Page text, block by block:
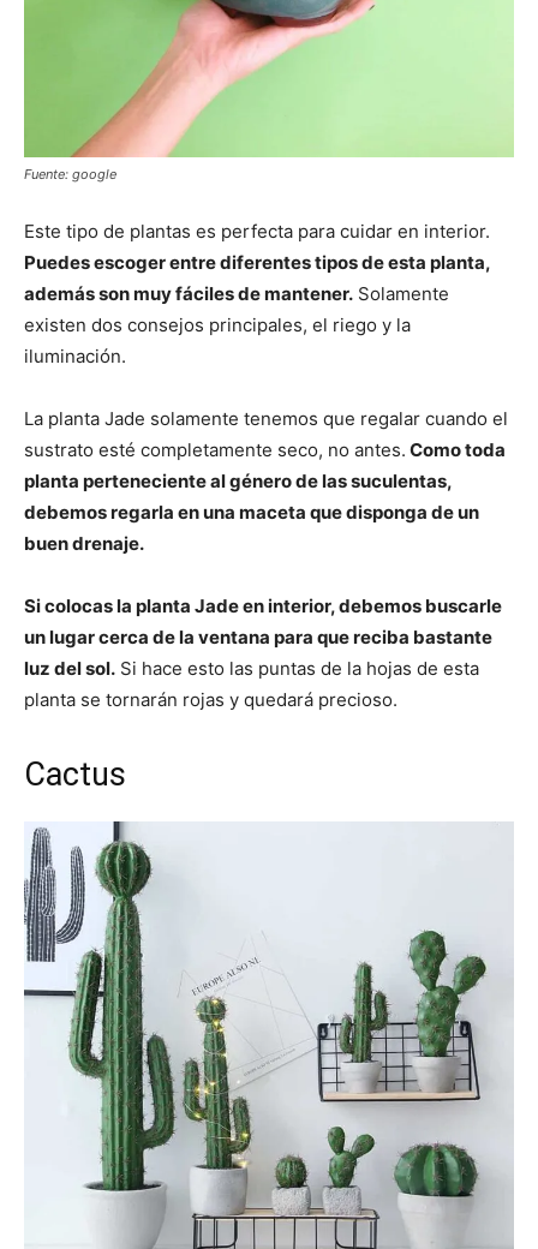
Fuente: google
Este tipo de plantas es perfecta para cuidar en interior.
Puedes escoger entre diferentes tipos de esta planta,
además son muy fáciles de mantener. Solamente
existen dos consejos principales, el riego y la
iluminación.
La planta Jade solamente tenemos que regalar cuando el
sustrato esté completamente seco, no antes. Como toda
planta perteneciente al género de las suculentas,
debemos regarla en una maceta que disponga de un
buen drenaje.
Si colocas la planta Jade en interior, debemos buscarle
un lugar cerca de la ventana para que reciba bastante
luz del sol. Si hace esto las puntas de la hojas de esta
planta se tornarán rojas y quedará precioso.
Cactus